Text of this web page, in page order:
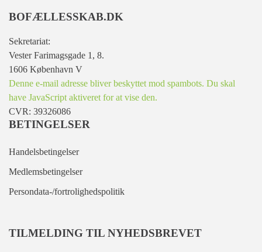
BOFÆLLESSKAB.DK
Sekretariat:
Vester Farimagsgade 1, 8.
1606 København V
Denne e-mail adresse bliver beskyttet mod spambots. Du skal
have JavaScript aktiveret for at vise den.
CVR: 39326086
BETINGELSER
Handelsbetingelser
Medlemsbetingelser
Persondata-/fortrolighedspolitik
TILMELDING TIL NYHEDSBREVET